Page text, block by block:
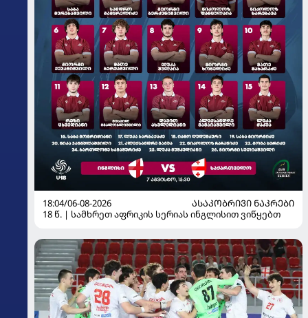
18:04/06-08-2026
ᲐᲡᲐᲙᲝᲑᲠᲘᲕᲘ ᲜᲐᲙᲠᲔᲑᲘ
18 წ. | სამხრეთ აფრიკის სერიას ინგლისით ვიწყებთ